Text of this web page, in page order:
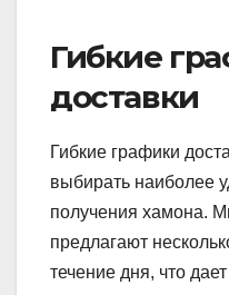
Гибкие
доставки
Гибкие графики
выбирать наиболее
получения хамона.
предлагают
течение дня, что